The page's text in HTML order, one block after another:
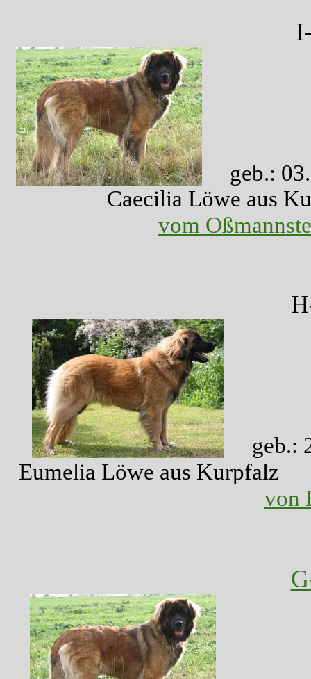
geb.:
Caecilia
vom
geb.:
Eumelia Löwe
von